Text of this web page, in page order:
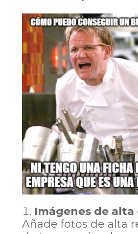
Imágenes de alta
Añade fotos de alta